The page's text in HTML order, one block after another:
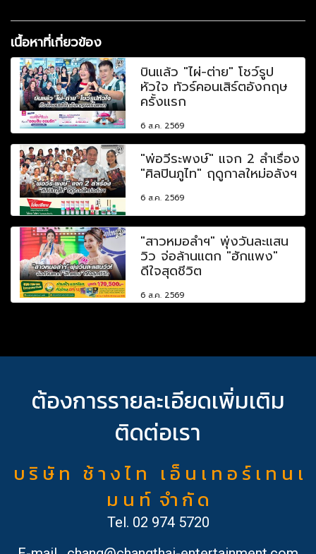
เนื้อหาที่เกี่ยวข้อง
บินแล้ว "ไผ่-ต่าย" โชว์รูป
หัวใจ ทัวร์คอนเสิร์ตอังกฤษ
ครั้งแรก
6 ส.ค. 2569
"พ่อวีระพงษ์" แจก 2 ลำเรื่อง
"ศิลปินภูไท" ฤดูกาลใหม่อลังฯ
6 ส.ค. 2569
"สาวหมอลำฯ" พุ่งวันละแสน
วิว จ่อล้านแตก "ฮักแพง"
ดีใจสุดชีวิต
6 ส.ค. 2569
ต้องการรายละเอียดเพิ่มเติม
ติดต่อเรา
บ ริ ษั ท ช้ า ง ไ ท เ อ็ น เ ท อ ร์ เ ท น เ
ม น ท์ จำ กั ด
Tel. 02 974 5720